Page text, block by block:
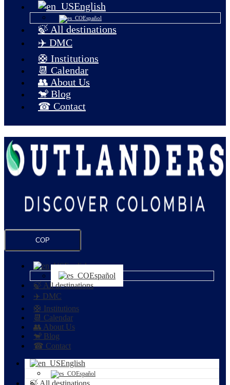
English
Español
🍃 All destinations
✈️ DMC
🛟 Institutions
📆 Calendar
👥 About Us
🐒 Blog
☎ Contact
COP
English
Español
🍃 All destinations
✈️ DMC
🛟 Institutions
📆 Calendar
👥 About Us
🐒 Blog
☎ Contact
English
Español
🍃 All destinations